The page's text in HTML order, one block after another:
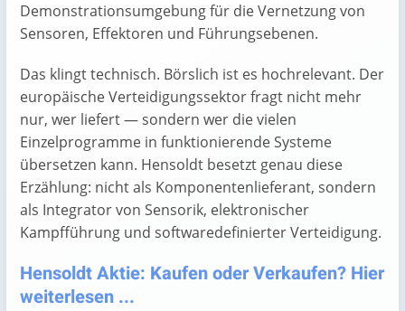
Demonstrationsumgebung für die Vernetzung von
Sensoren, Effektoren und Führungsebenen.
Das klingt technisch. Börslich ist es hochrelevant. Der
europäische Verteidigungssektor fragt nicht mehr
nur, wer liefert — sondern wer die vielen
Einzelprogramme in funktionierende Systeme
übersetzen kann. Hensoldt besetzt genau diese
Erzählung: nicht als Komponentenlieferant, sondern
als Integrator von Sensorik, elektronischer
Kampfführung und softwaredefinierter Verteidigung.
Hensoldt Aktie: Kaufen oder Verkaufen? Hier
weiterlesen ...